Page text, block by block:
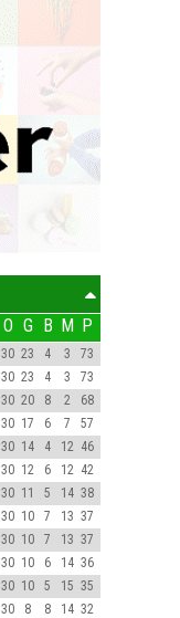
O G B M P
30 23 4 3
73
30 23 4 3
73
30 20 8 2
68
30 17 6 7
57
30 14 4 12 46
30 12 6 12 42
30 11 5 14 38
30 10 7 13 37
30 10 7 13 37
30 10 6 14 36
30 10 5 15 35
30 8 8 14 32